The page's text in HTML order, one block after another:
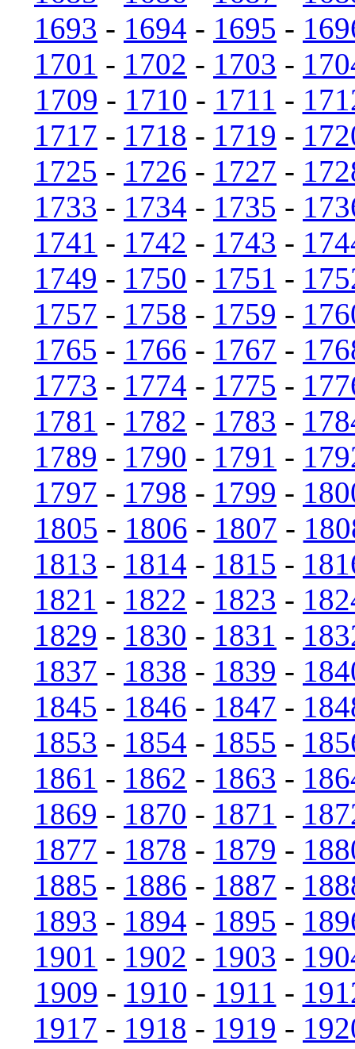
1693 - 1694 - 1695 -
1701 - 1702 - 1703 -
1709 - 1710 - 1711 -
1717 - 1718 - 1719 -
1725 - 1726 - 1727 -
1733 - 1734 - 1735 -
1741 - 1742 - 1743 -
1749 - 1750 - 1751 -
1757 - 1758 - 1759 -
1765 - 1766 - 1767 -
1773 - 1774 - 1775 -
1781 - 1782 - 1783 -
1789 - 1790 - 1791 -
1797 - 1798 - 1799 -
1805 - 1806 - 1807 -
1813 - 1814 - 1815 -
1821 - 1822 - 1823 -
1829 - 1830 - 1831 -
1837 - 1838 - 1839 -
1845 - 1846 - 1847 -
1853 - 1854 - 1855 -
1861 - 1862 - 1863 -
1869 - 1870 - 1871 -
1877 - 1878 - 1879 -
1885 - 1886 - 1887 -
1893 - 1894 - 1895 -
1901 - 1902 - 1903 -
1909 - 1910 - 1911 -
1917 - 1918 - 1919 -